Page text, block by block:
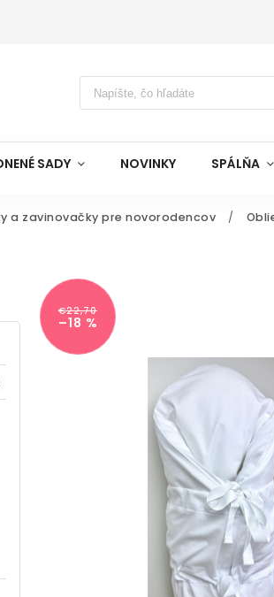
SADY NOVINKY SPÁLŇA
a zavinovačky pre novorodencov /
€22,70
–18 %